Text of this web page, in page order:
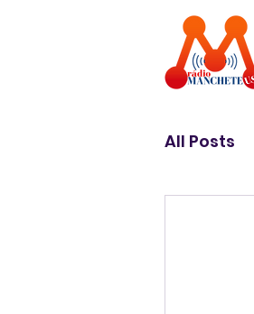
All Posts